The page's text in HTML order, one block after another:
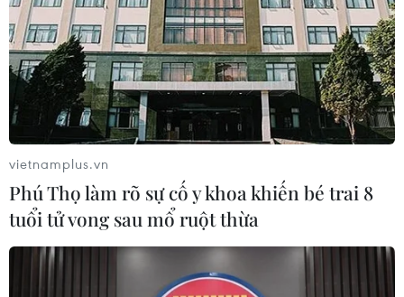
UKVFTA đảm bảo giao thương Anh-Việt
không bị gián đoạn hậu Brexit
11/12/2020 09:25
Ngay khi UKVFTA có hiệu lực, một khối lượng gạo khá
lớn của Việt Nam sẽ được hưởng thuế suất 0% khi
nhập vào Vương quốc Anh (trước đây phải chịu thuế
vietnamplus.vn
Phú Thọ làm rõ sự cố y khoa khiến bé trai 8
tuổi tử vong sau mổ ruột thừa